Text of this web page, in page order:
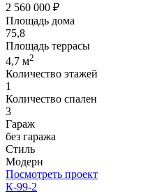
2 560 000 ₽
Площадь дома
75,8
Площадь террасы
4,7 м2
Количество этажей
1
Количество спален
3
Гараж
без гаража
Стиль
Модерн
Посмотреть проект
К-99-2